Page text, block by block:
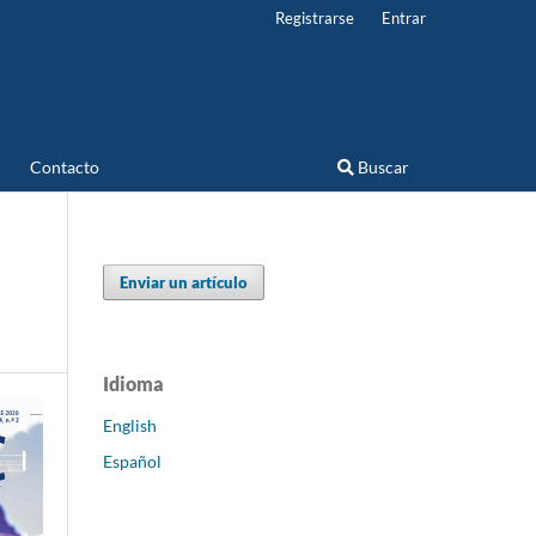
Contacto Buscar
Registrarse Entrar
Enviar un artículo
Idioma
English
Español